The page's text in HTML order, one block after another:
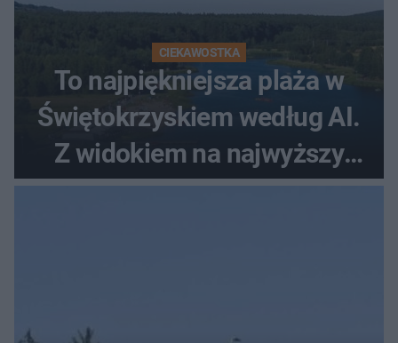
CIEKAWOSTKA
To najpiękniejsza plaża w
Świętokrzyskiem według AI.
Z widokiem na najwyższy
szczyt Gór Świętokrzyskich